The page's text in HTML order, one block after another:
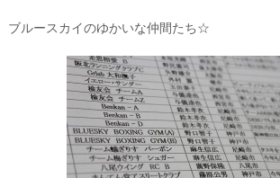
ブルースカイのゆかいな仲間たち☆